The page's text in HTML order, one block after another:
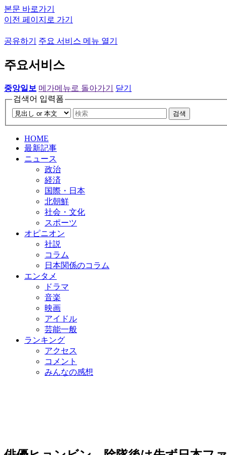
본문 바로가기
이전 페이지로 가기
공유하기 주요 서비스 메뉴 열기
주요서비스
중앙일보 메가메뉴로 돌아가기
닫기
검색어 입력폼
검색
HOME
最新記事
ニュース
政治
経済
国際・日本
北朝鮮
社会・文化
スポーツ
オピニオン
社説
コラム
日本関係のコラム
エンタメ
ドラマ
音楽
映画
アイドル
芸能一般
ランキング
アクセス
コメント
みんなの感想